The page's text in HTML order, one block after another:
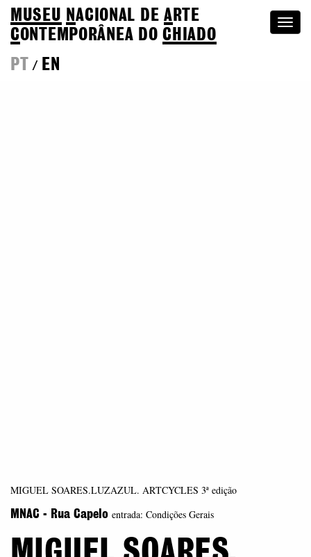
MUSEU NACIONAL DEA RTE
CONTEMPORÂNEA DOCHIADO
PT
/ EN
MIGUEL SOARES.LUZAZUL. ARTCYCLES 3ª edição
MNAC - Rua Capelo entrada: Condições Gerais